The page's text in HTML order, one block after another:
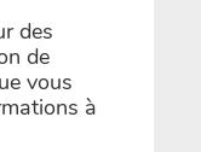
des
de
vous
à